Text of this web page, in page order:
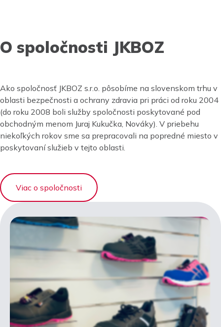
O spoločnosti JKBOZ
Ako spoločnosť JKBOZ s.r.o. pôsobíme na slovenskom trhu v
oblasti bezpečnosti a ochrany zdravia pri práci od roku 2004
(do roku 2008 boli služby spoločnosti poskytované pod
obchodným menom Juraj Kukučka, Nováky). V priebehu
niekoľkých rokov sme sa prepracovali na popredné miesto v
poskytovaní služieb v tejto oblasti.
Viac o spoločnosti